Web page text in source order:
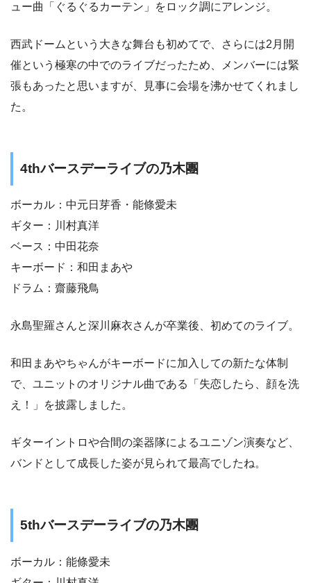
ュー曲「ぐるぐるカーテン」をロック調にアレンジ。
西武ドームという大きな舞台も初めてで、さらには2月開
催という極寒の中でのライブだったため、メンバーには緊
張もあったと思いますが、見事に会場を沸かせてくれまし
た。
4thバースデーライブの乃木團
ボーカル：中元日芽香・能條愛未
ギター：川村真洋
ベース：中田花奈
キーボード：和田まあや
ドラム：齋藤飛鳥
永島聖羅さんと深川麻衣さんが卒業後、初めてのライブ。
和田まあやちゃんがキーボードに加入しての新たな体制
で、ユニットのオリジナル曲である「失恋したら、顔を洗
え！」を披露しました。
ギターイントロや合間の楽器隊によるユニゾン演奏など、
バンドとして成長した姿が見られて最高でしたね。
5thバースデーライブの乃木團
ボーカル：能條愛未